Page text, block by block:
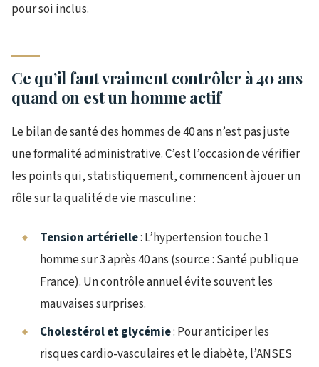
pour soi inclus.
Ce qu’il faut vraiment contrôler à 40 ans
quand on est un homme actif
Le bilan de santé des hommes de 40 ans n’est pas juste
une formalité administrative. C’est l’occasion de vérifier
les points qui, statistiquement, commencent à jouer un
rôle sur la qualité de vie masculine :
Tension artérielle: L’hypertension touche 1
homme sur 3 après 40 ans (source : Santé publique
France). Un contrôle annuel évite souvent les
mauvaises surprises.
Cholestérol et glycémie: Pour anticiper les
risques cardio-vasculaires et le diabète, l’ANSES